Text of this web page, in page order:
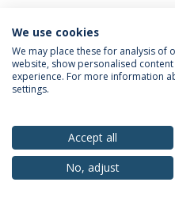
Política de Privacidade
Direitos do
© 2026
We use cookies
We may place these for analysis
website, show personalised
experience. For more information
settings.
Accept all
No, adjust